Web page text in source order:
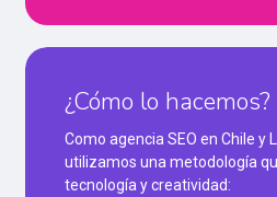
¿Cómo lo hacemos?
Como agencia SEO en Chile y
utilizamos una metodología
tecnología y creatividad: